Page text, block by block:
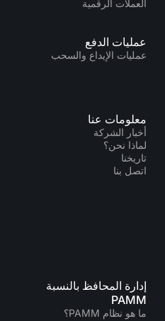
العملات الرقمية
عمليات الدفع
عمليات الإيداع والسحب
معلومات عنا
أخبار الشركة
لماذا نحن؟
تاريخنا
اتصل بنا
إدارة المحافظ بالنسبة
PAMM
ما هو نظام PAMM؟